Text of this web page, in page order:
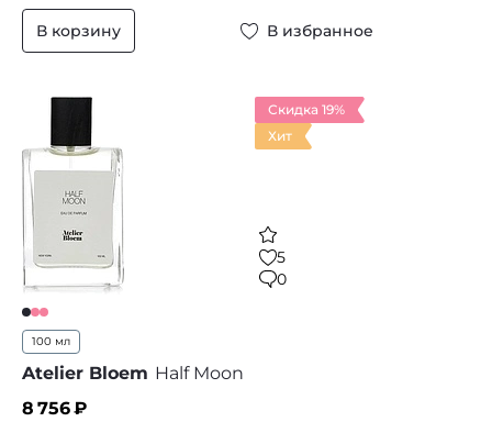
В корзину В избранное
Скидка 19%
Хит
5
0
100 мл
Atelier Bloem Half Moon
8 756₽